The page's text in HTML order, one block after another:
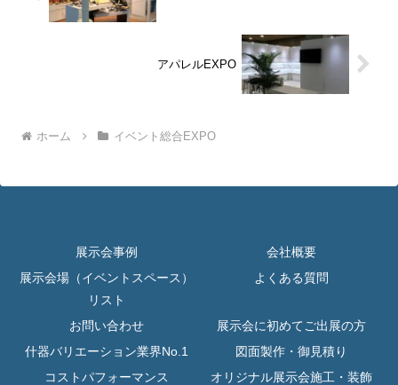
アパレルEXPO
ホーム イベント総合EXPO
展示会事例
会社概要
展示会場（イベントスペース）
リスト
よくある質問
お問い合わせ
展示会に初めてご出展の方
什器バリエーション業界No.1
図面製作・御見積り
コストパフォーマンス
オリジナル展示会施工・装飾